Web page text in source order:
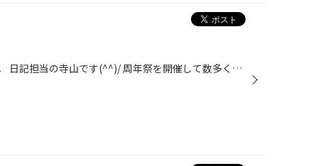
いつもお世話になっていおります。 日記担当の寺山です(^^)/ 周年祭を開催して数多くのお客様にご来店していただき、ありがとうございますm(__)m 抽選会の景品も残りわずかとなっております。 なくなり次第抽選会は終了となりますので、ご了承ください。 それでは、作業紹介をさせていただきます。 ...